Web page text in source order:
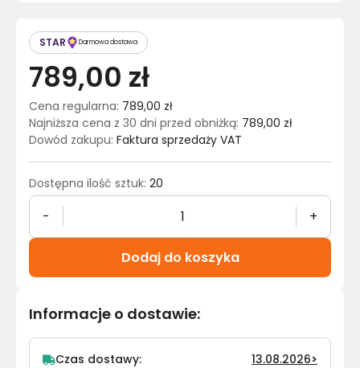
STAR Darmowa dostawa
789,00 zł
Cena regularna: 789,00 zł
Najniższa cena z 30 dni przed obniżką: 789,00 zł
Dowód zakupu: Faktura sprzedaży VAT
Dostępna ilość sztuk: 20
- +
Dodaj do koszyka
Informacje o dostawie:
Czas dostawy: 13.08.2026>